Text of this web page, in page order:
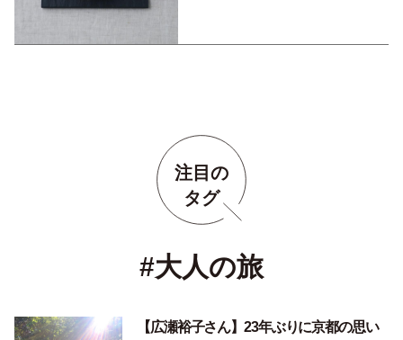
注目の
タグ
#大人の旅
【広瀬裕子さん】23年ぶりに京都の思い